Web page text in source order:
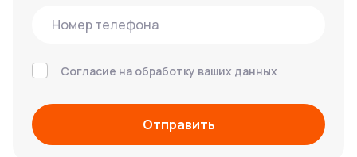
Согласие на обработку ваших данных
Отправить